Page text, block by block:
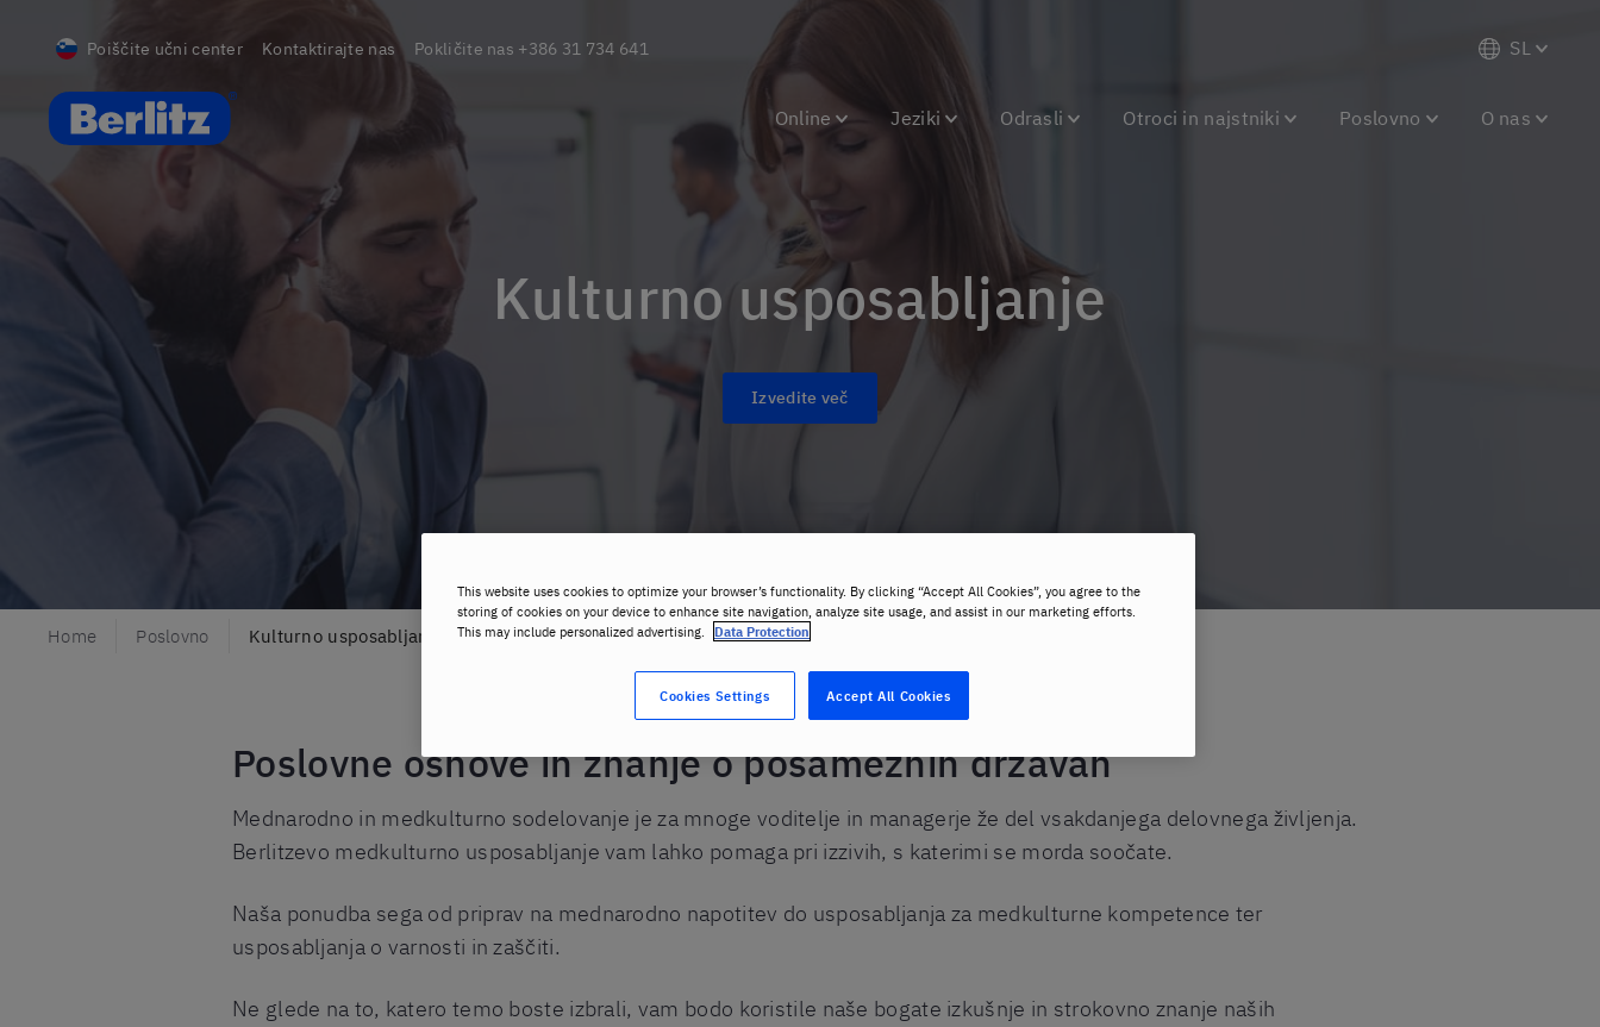
Poiščite učni center Kontaktirajte nas Pokličite nas +386 31 734 641 SL
Berlitz Slovenia
Online Jeziki Odrasli Otroci in najstniki Poslovno O nas
Kulturno usposabljanje
Izvedite več
Home Poslovno Kulturno usposabljanje
Poslovne osnove in znanje o posameznih državah
Mednarodno in medkulturno sodelovanje je za mnoge voditelje in managerje že del vsakdanjega delovnega življenja.
Berlitzevo medkulturno usposabljanje vam lahko pomaga pri izzivih, s katerimi se morda soočate.
Naša ponudba sega od priprav na mednarodno napotitev do usposabljanja za medkulturne kompetence ter
usposabljanja o varnosti in zaščiti.
Ne glede na to, katero temo boste izbrali, vam bodo koristile naše bogate izkušnje in strokovno znanje naših
This website uses cookies to optimize your browser’s functionality. By clicking “Accept All Cookies”, you agree to the
storing of cookies on your device to enhance site navigation, analyze site usage, and assist in our marketing efforts.
This may include personalized advertising. Data Protection
Accept All Cookies
Cookies Settings